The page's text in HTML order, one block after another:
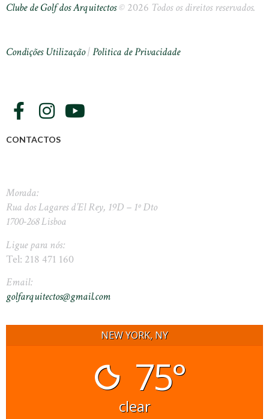
Clube de Golf dos Arquitectos© 2026 Todos os direitos reservados.
Condições Utilização|Politica de Privacidade
CONTACTOS
Morada:
Rua dos Lagares d’El Rey, 19D – 1º Dto
1700-268 Lisboa
Ligue para nós:
Tel: 218 471 160
Email:
golfarquitectos@gmail.com
NEW YORK, NY
75°
clear